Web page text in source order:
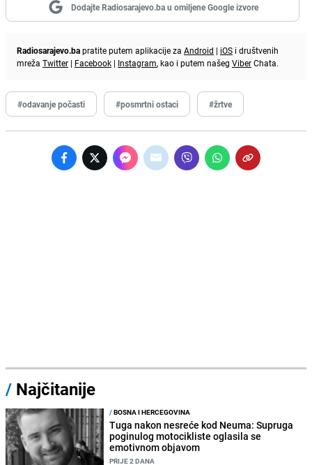
Dodajte Radiosarajevo.ba u omiljene Google izvore
Radiosarajevo.bapratite putem aplikacije za Android | iOS i društvenih
mreža Twitter | Facebook | Instagram, kao i putem našeg ViberChata.
#odavanje počasti #posmrtni ostaci #žrtve
/ Najčitanije
/BOSNA I HERCEGOVINA
Tuga nakon nesreće kod Neuma: Supruga
poginulog motocikliste oglasila se
emotivnom objavom
PRIJE 2 DANA